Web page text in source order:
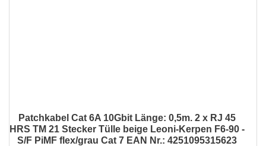
Patchkabel Cat 6A 10Gbit Länge: 0,5m. 2 x RJ 45
HRS TM 21 Stecker Tülle beige Leoni-Kerpen F6-90 -
S/F PiMF flex/grau Cat 7 EAN Nr.: 4251095315623